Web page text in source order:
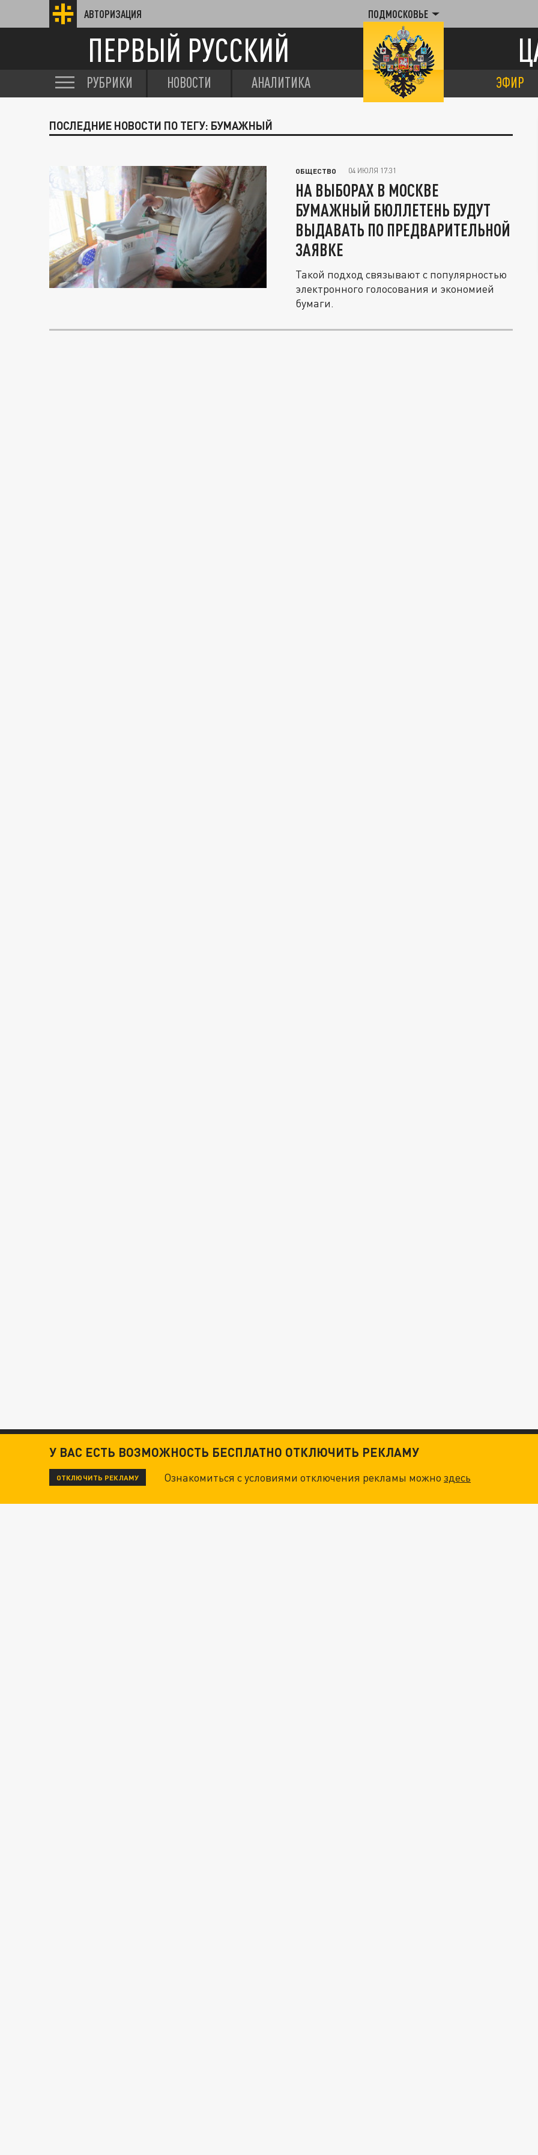
АВТОРИЗАЦИЯ ПОДМОСКОВЬЕ
ПЕРВЫЙ РУССКИЙ
РУБРИКИ НОВОСТИ АНАЛИТИКА ЭФИР
ПОСЛЕДНИЕ НОВОСТИ ПО ТЕГУ: БУМАЖНЫЙ
ОБЩЕСТВО 04 ИЮЛЯ 17:31
НА ВЫБОРАХ В МОСКВЕ
БУМАЖНЫЙ БЮЛЛЕТЕНЬ БУДУТ
ВЫДАВАТЬ ПО ПРЕДВАРИТЕЛЬНОЙ
ЗАЯВКЕ
Такой подход связывают с популярностью
электронного голосования и экономией
бумаги.
У ВАС ЕСТЬ ВОЗМОЖНОСТЬ БЕСПЛАТНО ОТКЛЮЧИТЬ РЕКЛАМУ
ОТКЛЮЧИТЬ РЕКЛАМУ Ознакомиться с условиями отключения рекламы можноздесь